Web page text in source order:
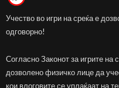
Учество во игри на среќа е
одговорно!
Согласно Законот за игрите на
дозволено физичко лице да
кои влоговите се уплаќаат на